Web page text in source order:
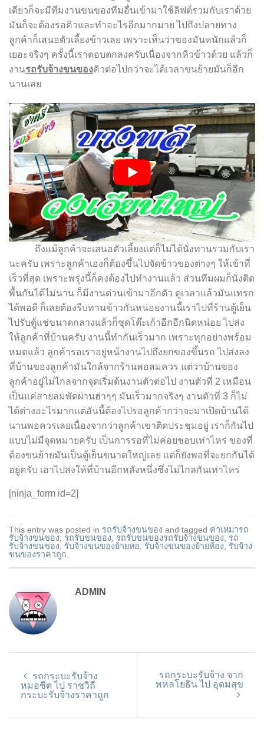
เดียวก็จะมีทีมงานขนของทีมอื่นเข้ามาใช้ลิฟต์รวมกับเราด้วย
มันก็จะต้องรอคิวและทำอะไรอีกมากมาย ไปถึงปลายทาง
ลูกค้าก็เสนอตัวเลี้ยงข้าวเลย เพราะเห็นว่าของมันหนักแล้วก็
เยอะจริงๆ ครั้งนี้เราตอบตกลงครับเนื่องจากหิวข้าวด้วย แล้วก็
งานรถรับจ้างขนของคิวต่อไปกว่าจะได้เวลาขนย้ายมันก็อีก
นานเลย
ถึงแม้ลูกค้าจะเสนอตัวเลี้ยงแต่ก็ไม่ได้นั่งทานรวมกับเรา
นะครับ เพราะลูกค้าเองก็ต้องขึ้นไปจัดข้าวของต่างๆ ให้เข้าที่
เร็วที่สุด เพราะพรุ่งนี้ก็คงต้องไปทำงานแล้ว ส่วนทีมผมก็นั่งติด
พื้นกันได้ไม่นาน ก็มีงานด่วนเข้ามาอีกตัว ดูเวลาแล้วมันแทรก
ได้พอดี ก็เลยต้องรีบทานข้าวกันหน่อยงานนี้เราไปที่ร้านตู้เย็น
ไปรับตู้แช่ขนาดกลางแล้วก็ชุดโต๊ะเก้าอีกอีกนิดหน่อย ไปส่ง
ให้ลูกค้าที่บ้านครับ งานนี้ทำกันเร็วมาก เพราะทุกอย่างพร้อม
หมดแล้ว ลูกค้ารอเราอยู่หน้างานไปถึงยกของขึ้นรถ ไปส่งลง
ที่บ้านของลูกค้ามันใกล้จากร้านพอสมควร แต่ว่าบ้านของ
ลูกค้าอยู่ไม่ไกลจากจุดเริ่มต้นงานตัวต่อไป งานตัวที่ 2 เหมือน
เป็นแค่สายลมพัดผ่านฮ่าๆๆ มันเร็วมากจริงๆ งานตัวที่ 3 ก็ไม่
ได้ต่างอะไรมากแต่อันนี้ต้องไปรอลูกค้ากว่าจะมาเปิดบ้านได้
นานพอควรเลยเนื่องจากว่าลูกค้าเขาติดประชุมอยู่ เราก็กันไป
แบบไม่มีจุดหมายครับ เป็นการรอที่ไม่ค่อยชอบเท่าไหร่ ของที่
ต้องขนย้ายมันเป็นตู้เย็นขนาดใหญ่เลย แต่ก็ยังพอที่จะยกกันได้
อยู่ครับ เอาไปส่งให้ที่บ้านอีกหลังหนึ่งซึ่งไม่ไกลกันเท่าไหร่
[ninja_form id=2]
This entry was posted in รถรับจ้างขนของ and tagged ค่าเหมารถ
รับจ้างขนของ, รถรับขนของ, รถรับขนของรถรับจ้างขนของ, รถ
รับจ้างขนของ, รับจ้างขนของย้ายหอ, รับจ้างขนของย้ายห้อง, รับจ้าง
ขนของราคาถูก.
ADMIN
รถกระบะรับจ้าง
หมอชิต ไป ราชวิถี
กระบะรับจ้างราคาถูก
รถกระบะรับจ้าง จาก
พหลโยธิน ไป อุดมสุข